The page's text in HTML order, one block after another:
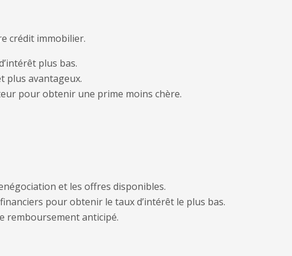
crédit immobilier.
plus bas.
plus avantageux.
pour obtenir une prime moins chère.
et les offres disponibles.
pour obtenir le taux d’intérêt le plus bas.
remboursement anticipé.